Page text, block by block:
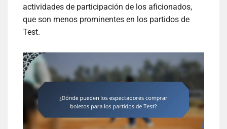
actividades de participación de los aficionados,
que son menos prominentes en los partidos de
Test.